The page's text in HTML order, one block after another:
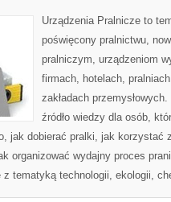
Urządzenia Pralnicze to
poświęcony pralnictwu,
pralniczym, urządzeniom
firmach, hotelach,
zakładach
źródło wiedzy dla osób,
jak dobierać pralki, jak korzystać
organizować wydajny proces
z tematyką technologii, ekologii,